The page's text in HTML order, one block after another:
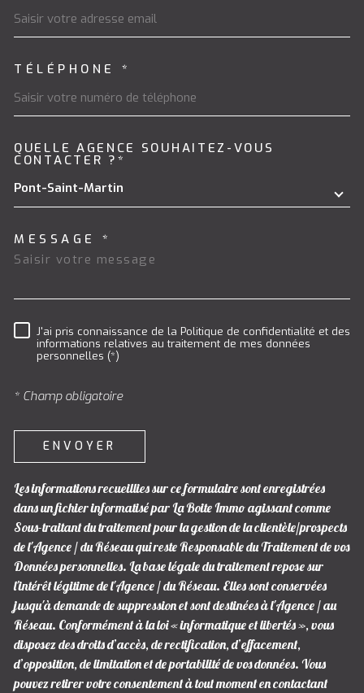
TÉLÉPHONE *
QUELLE AGENCE SOUHAITEZ-VOUS
CONTACTER ?*
Pont-Saint-Martin
MESSAGE *
RÈGLEMENTATION
J'ai pris connaissance de la Politique de confidentialité et des
informations relatives au traitement de mes données
personnelles (*)
* Champ obligatoire
ENVOYER
Les informations recueillies sur ce formulaire sont enregistrées
dans un fichier informatisé par La Boite Immo agissant comme
Sous-traitant du traitement pour la gestion de la clientèle/prospects
de l'Agence / du Réseau qui reste Responsable du Traitement de vos
Données personnelles. La base légale du traitement repose sur
l'intérêt légitime de l'Agence / du Réseau. Elles sont conservées
jusqu'à demande de suppression et sont destinées à l'Agence / au
Réseau. Conformément à la loi « informatique et libertés », vous
disposez des droits d’accès, de rectification, d’effacement,
d’opposition, de limitation et de portabilité de vos données. Vous
pouvez retirer votre consentement à tout moment en contactant